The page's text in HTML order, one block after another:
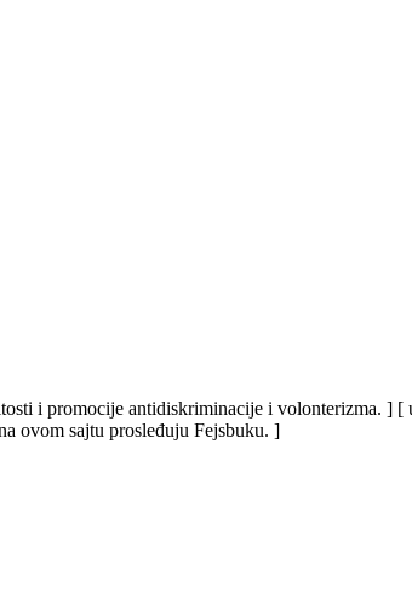
i promocije antidiskriminacije i volonterizma. ]
ovom sajtu prosleđuju Fejsbuku. ]